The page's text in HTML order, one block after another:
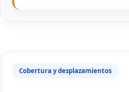
Cobertura y desplazamientos